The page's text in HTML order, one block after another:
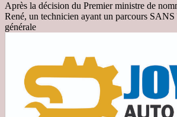
Après la décision du Premier ministre de
René, un technicien ayant un parcours
générale